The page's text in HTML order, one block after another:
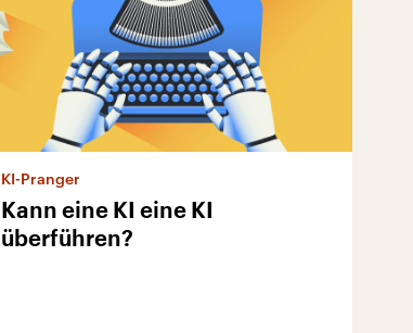
KI-Pranger
Kann eine KI eine KI
überführen?